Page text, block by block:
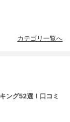
カテゴリ一覧へ
ング52選！口コミ